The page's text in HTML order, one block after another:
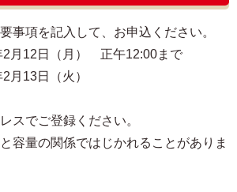
事項を記入して、お申込ください。
2月12日（月） 正午12:00まで
月13日（火）
スでご登録ください。
容量の関係ではじかれることがありま